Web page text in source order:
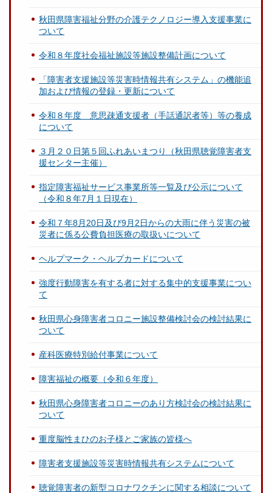
秋田県障害福祉分野の介護テクノロジー導入支援事業に
ついて
令和８年度社会福祉施設等施設整備計画について
「障害者支援施設等災害時情報共有システム」の機能追
加および情報の登録・更新について
令和８年度 意思疎通支援者（手話通訳者等）等の養成
について
３月２０日第５回ふれあいまつり（秋田県聴覚障害者支
援センター主催）
指定障害福祉サービス事業所等一覧及び公示について
（令和８年7月１日現在）
令和７年8月20日及び9月2日からの大雨に伴う災害の被
災者に係る公費負担医療の取扱いについて
ヘルプマーク・ヘルプカードについて
強度行動障害を有する者に対する集中的支援事業につい
て
秋田県心身障害者コロニー施設整備検討会の検討結果に
ついて
産科医療特別給付事業について
障害福祉の概要（令和６年度）
秋田県心身障害者コロニーのあり方検討会の検討結果に
ついて
重度脳性まひのお子様とご家族の皆様へ
障害者支援施設等災害時情報共有システムについて
聴覚障害者の新型コロナワクチンに関する相談について